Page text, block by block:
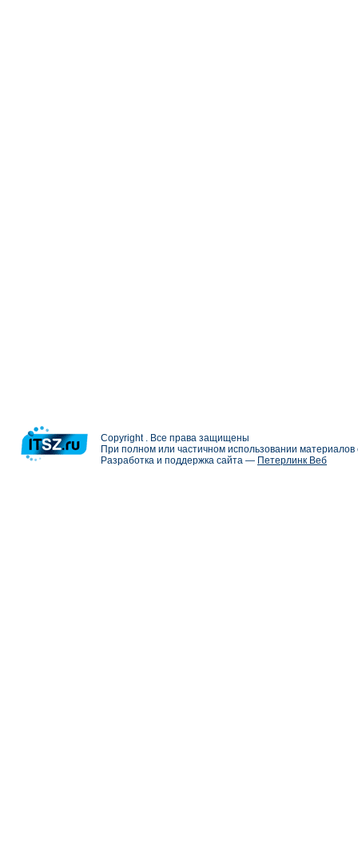
Copyright . Все права защищены
При полном или частичном использовании
Разработка и поддержка сайта — Петерлинк Веб